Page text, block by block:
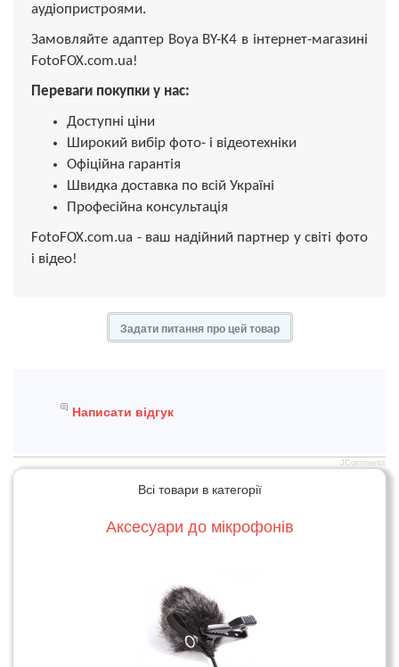
аудіопристроями.
Замовляйте адаптер Boya BY-K4 в інтернет-магазині
FotoFOX.com.ua!
Переваги покупки у нас:
Доступні ціни
Широкий вибір фото- і відеотехніки
Офіційна гарантія
Швидка доставка по всій Україні
Професійна консультація
FotoFOX.com.ua - ваш надійний партнер у світі фото
і відео!
Задати питання про цей товар
Написати відгук
JComments
Всі товари в категорії
Аксесуари до мікрофонів